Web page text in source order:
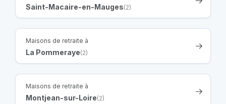
Saint-Macaire-en-Mauges(2)
Maisons de retraite à
La Pommeraye(2)
Maisons de retraite à
Montjean-sur-Loire(2)